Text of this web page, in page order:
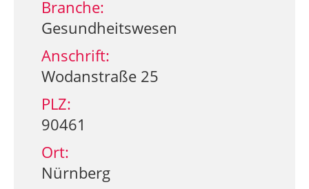
Branche:
Gesundheitswesen
Anschrift:
Wodanstraße 25
PLZ:
90461
Ort:
Nürnberg